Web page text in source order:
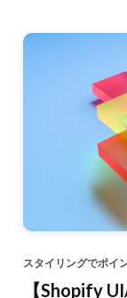
スタイリングでポイ
【Shopify